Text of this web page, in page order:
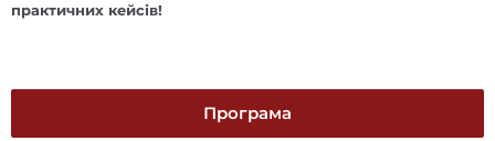
практичних кейсів!
Програма